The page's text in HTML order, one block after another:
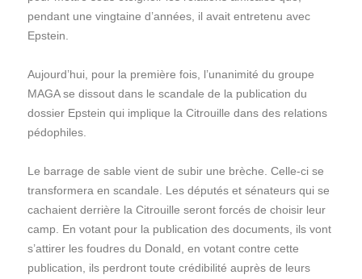
pendant une vingtaine d’années, il avait entretenu avec
Epstein.
Aujourd’hui, pour la première fois, l’unanimité du groupe
MAGA se dissout dans le scandale de la publication du
dossier Epstein qui implique la Citrouille dans des relations
pédophiles.
Le barrage de sable vient de subir une brèche. Celle-ci se
transformera en scandale. Les députés et sénateurs qui se
cachaient derrière la Citrouille seront forcés de choisir leur
camp. En votant pour la publication des documents, ils vont
s’attirer les foudres du Donald, en votant contre cette
publication, ils perdront toute crédibilité auprès de leurs